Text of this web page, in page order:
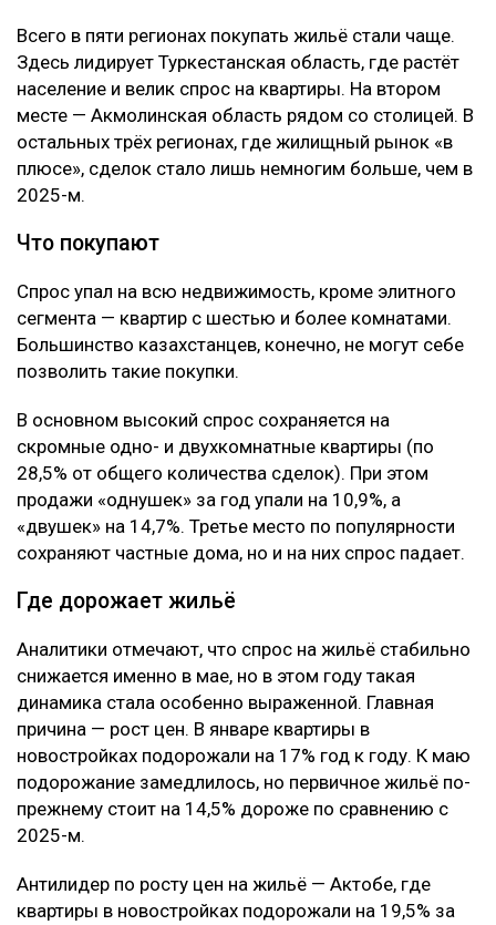
Всего в пяти регионах покупать жильё стали чаще.
Здесь лидирует Туркестанская область, где растёт
население и велик спрос на квартиры. На втором
месте — Акмолинская область рядом со столицей. В
остальных трёх регионах, где жилищный рынок «в
плюсе», сделок стало лишь немногим больше, чем в
2025-м.
Что покупают
Спрос упал на всю недвижимость, кроме элитного
сегмента — квартир с шестью и более комнатами.
Большинство казахстанцев, конечно, не могут себе
позволить такие покупки.
В основном высокий спрос сохраняется на
скромные одно- и двухкомнатные квартиры (по
28,5% от общего количества сделок). При этом
продажи «однушек» за год упали на 10,9%, а
«двушек» на 14,7%. Третье место по популярности
сохраняют частные дома, но и на них спрос падает.
Где дорожает жильё
Аналитики отмечают, что спрос на жильё стабильно
снижается именно в мае, но в этом году такая
динамика стала особенно выраженной. Главная
причина — рост цен. В январе квартиры в
новостройках подорожали на 17% год к году. К маю
подорожание замедлилось, но первичное жильё по-
прежнему стоит на 14,5% дороже по сравнению с
2025-м.
Антилидер по росту цен на жильё — Актобе, где
квартиры в новостройках подорожали на 19,5% за